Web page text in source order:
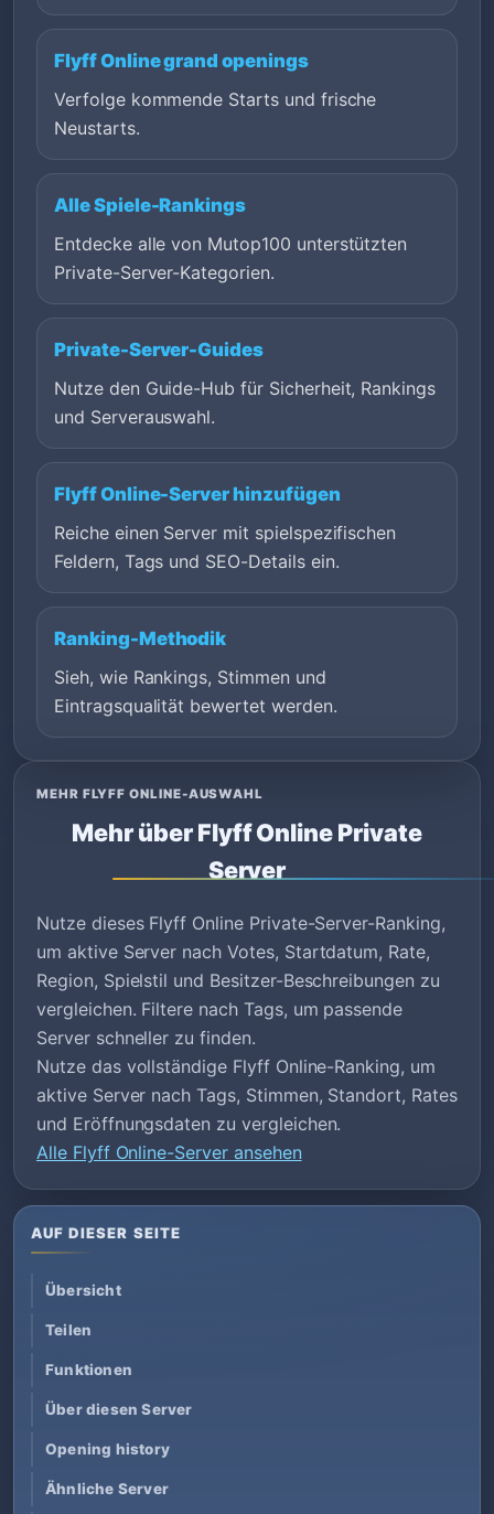
Flyff Online grand openings
Verfolge kommende Starts und frische
Neustarts.
Alle Spiele-Rankings
Entdecke alle von Mutop100 unterstützten
Private-Server-Kategorien.
Private-Server-Guides
Nutze den Guide-Hub für Sicherheit, Rankings
und Serverauswahl.
Flyff Online-Server hinzufügen
Reiche einen Server mit spielspezifischen
Feldern, Tags und SEO-Details ein.
Ranking-Methodik
Sieh, wie Rankings, Stimmen und
Eintragsqualität bewertet werden.
MEHR FLYFF ONLINE-AUSWAHL
Mehr über Flyff Online Private
Server
Nutze dieses Flyff Online Private-Server-Ranking,
um aktive Server nach Votes, Startdatum, Rate,
Region, Spielstil und Besitzer-Beschreibungen zu
vergleichen. Filtere nach Tags, um passende
Server schneller zu finden.
Nutze das vollständige Flyff Online-Ranking, um
aktive Server nach Tags, Stimmen, Standort, Rates
und Eröffnungsdaten zu vergleichen.
Alle Flyff Online-Server ansehen
AUF DIESER SEITE
Übersicht
Teilen
Funktionen
Über diesen Server
Opening history
Ähnliche Server